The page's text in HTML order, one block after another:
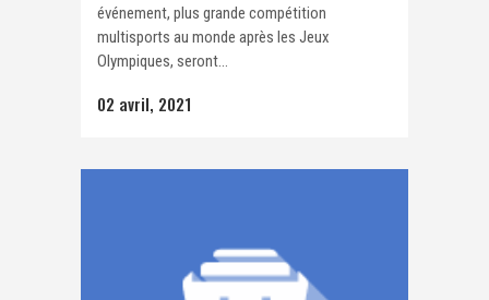
événement, plus grande compétition
multisports au monde après les Jeux
Olympiques, seront...
02 avril, 2021